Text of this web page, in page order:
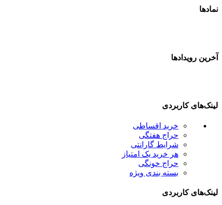
رویدادها
کاربردی
خرید اقساطی
حراج هفتگی
شرایط گارانتی
هر خرید یک امتیاز
حراج خونگی
بسته بندی ویژه
کاربردی